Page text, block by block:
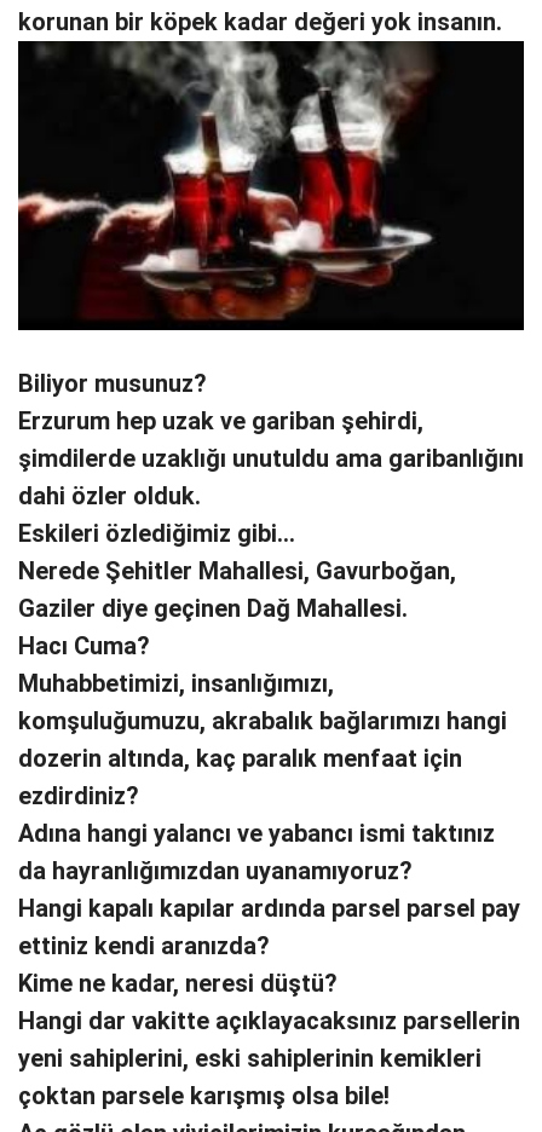
korunan bir köpek kadar değeri yok insanın.
Biliyor musunuz?
Erzurum hep uzak ve gariban şehirdi,
şimdilerde uzaklığı unutuldu ama garibanlığını
dahi özler olduk.
Eskileri özlediğimiz gibi…
Nerede Şehitler Mahallesi, Gavurboğan,
Gaziler diye geçinen Dağ Mahallesi.
Hacı Cuma?
Muhabbetimizi, insanlığımızı,
komşuluğumuzu, akrabalık bağlarımızı hangi
dozerin altında, kaç paralık menfaat için
ezdirdiniz?
Adına hangi yalancı ve yabancı ismi taktınız
da hayranlığımızdan uyanamıyoruz?
Hangi kapalı kapılar ardında parsel parsel pay
ettiniz kendi aranızda?
Kime ne kadar, neresi düştü?
Hangi dar vakitte açıklayacaksınız parsellerin
yeni sahiplerini, eski sahiplerinin kemikleri
çoktan parsele karışmış olsa bile!